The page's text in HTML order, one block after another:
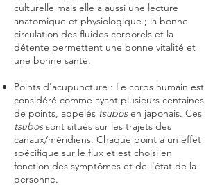
culturelle mais elle a aussi une lecture
anatomique et physiologique ; la bonne
circulation des fluides corporels et la
détente permettent une bonne vitalité et
une bonne santé.
Points d'acupuncture : Le corps humain est
considéré comme ayant plusieurs centaines
de points, appelés tsubosen japonais. Ces
tsubossont situés sur les trajets des
canaux/méridiens. Chaque point a un effet
spécifique sur le flux et est choisi en
fonction des symptômes et de l'état de la
personne.